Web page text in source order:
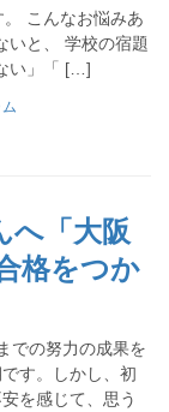
こんなお悩みあ
と、 学校の宿題
い」「 […]
へ「大阪
格をつか
での努力の成果を
す。しかし、初
を感じて、思う